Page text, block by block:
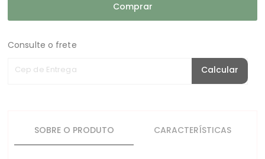
Comprar
Consulte o frete
Cep de Entrega Calcular
SOBRE O PRODUTO CARACTERÍSTICAS